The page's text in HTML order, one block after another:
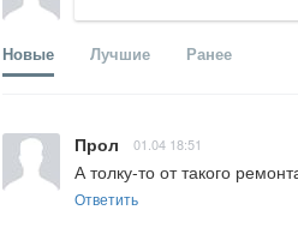
Новые Лучшие Ранее
Прол 01.04 18:51
А толку-то от такого
Ответить